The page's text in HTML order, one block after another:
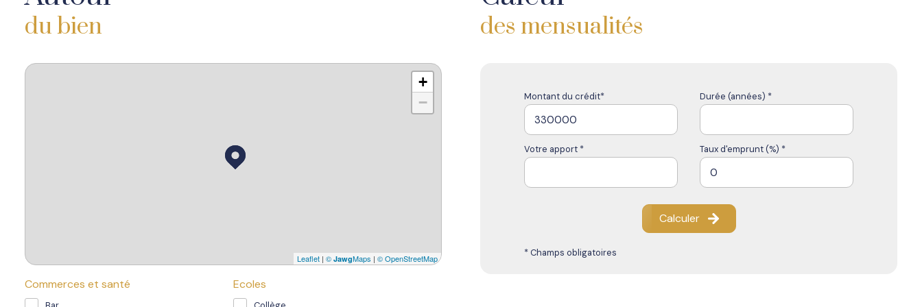
du bien
+
−
Leaflet | © JawgMaps | © OpenStreetMap
Commerces et santé Ecoles
des mensualités
Montant du crédit* Durée (années) *
Votre apport * Taux d'emprunt (%) *
Calculer
* Champs obligatoires